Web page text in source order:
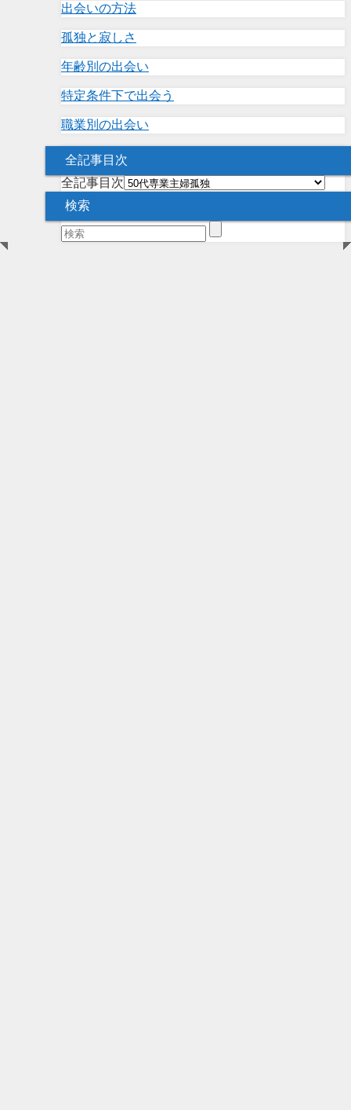
出会いの方法
孤独と寂しさ
年齢別の出会い
特定条件下で出会う
職業別の出会い
全記事目次
全記事目次
検索